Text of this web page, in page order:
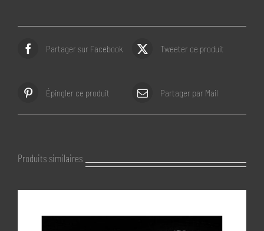
Partager sur Facebook Tweeter ce produit
Épingler ce produit Partager par Mail
Produits similaires